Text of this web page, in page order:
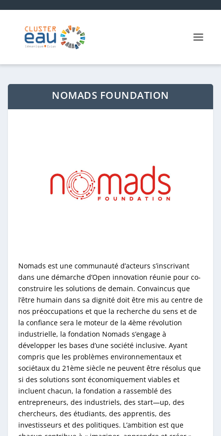
NOMADS FOUNDATION
Nomads est une communauté d’acteurs s’inscrivant
dans une démarche d’Open innovation réunie pour co-
construire les solutions de demain. Convaincus que
l’être humain dans sa dignité doit être mis au centre de
nos préoccupations et que la recherche du sens et de
la confiance sera le moteur de la 4ème révolution
industrielle, la fondation Nomads s’engage à
développer les bases d’une société inclusive. Ayant
compris que les problèmes environnementaux et
sociétaux du 21ème siècle ne peuvent être résolus que
si des solutions sont économiquement viables et
incluent chacun, la fondation a rassemblé des
entrepreneurs, des industriels, des start—up, des
chercheurs, des étudiants, des apprentis, des
investisseurs et des politiques. L’ambition est que